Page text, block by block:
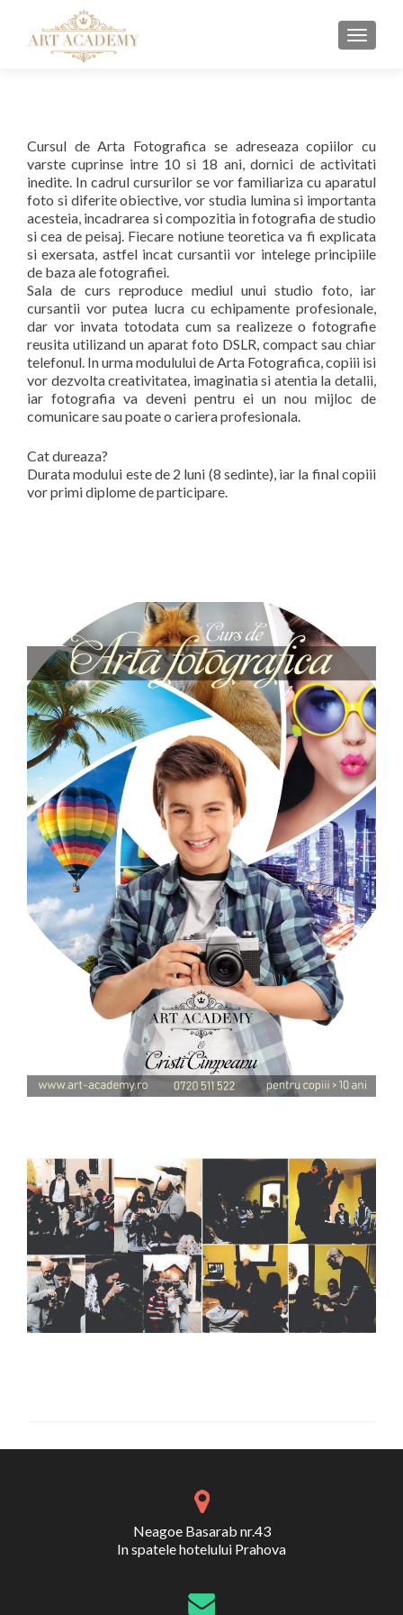
MENU
Cursul de Arta Fotografica se adreseaza copiilor cu
varste cuprinse intre 10 si 18 ani, dornici de activitati
inedite. In cadrul cursurilor se vor familiariza cu aparatul
foto si diferite obiective, vor studia lumina si importanta
acesteia, incadrarea si compozitia in fotografia de studio
si cea de peisaj. Fiecare notiune teoretica va fi explicata
si exersata, astfel incat cursantii vor intelege principiile
de baza ale fotografiei.
Sala de curs reproduce mediul unui studio foto, iar
cursantii vor putea lucra cu echipamente profesionale,
dar vor invata totodata cum sa realizeze o fotografie
reusita utilizand un aparat foto DSLR, compact sau chiar
telefonul. In urma modulului de Arta Fotografica, copiii isi
vor dezvolta creativitatea, imaginatia si atentia la detalii,
iar fotografia va deveni pentru ei un nou mijloc de
comunicare sau poate o cariera profesionala.
Cat dureaza?
Durata modului este de 2 luni (8 sedinte), iar la final copiii
vor primi diplome de participare.
Neagoe Basarab nr.43
In spatele hotelului Prahova